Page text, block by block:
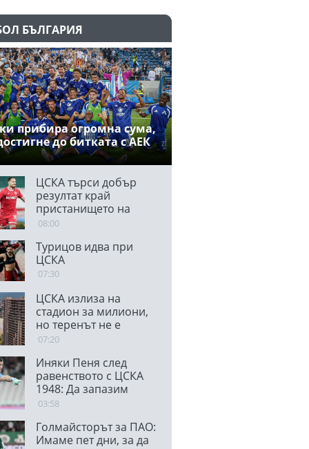
БЪЛГАРИЯ
прибира огромна сума,
до битката с АЕК
ЦСКА търси добър
резултат край
пристанището на
магьосницата
08:00
Турицов идва при
ЦСКА
07:30
ЦСКА излиза на
стадион за милиони,
но теренът не е
блестящ
07:20
Иняки Пеня след
равенството с ЦСКА
1948: Да запазим
спокойствие
03:58
Голмайсторът за ПАО:
Имаме пет дни, за да